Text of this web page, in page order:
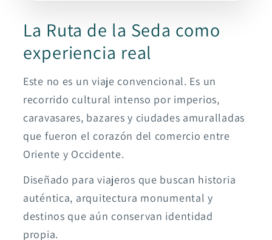
La Ruta de la Seda como
experiencia real
Este no es un viaje convencional. Es un
recorrido cultural intenso por imperios,
caravasares, bazares y ciudades amuralladas
que fueron el corazón del comercio entre
Oriente y Occidente.
Diseñado para viajeros que buscan historia
auténtica, arquitectura monumental y
destinos que aún conservan identidad
propia.